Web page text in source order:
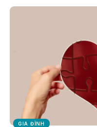
GIA ĐÌNH